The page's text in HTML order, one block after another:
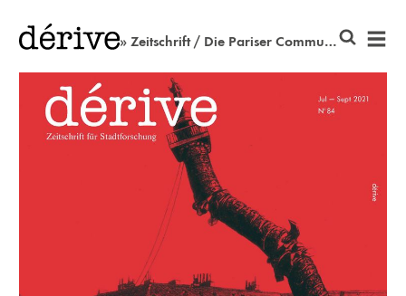
» Zeitschrift / Die Pariser Commune